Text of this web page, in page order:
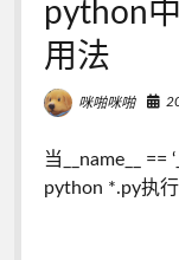
python
用法
咪啪咪啪
当__name__ ==
python *.py执